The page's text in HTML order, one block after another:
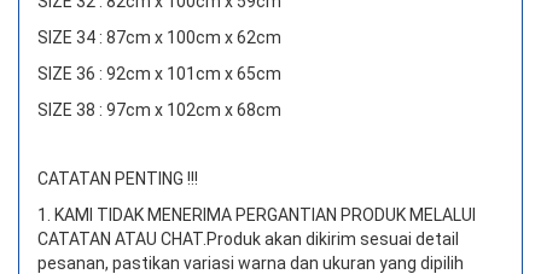
SIZE 34 : 87cm x 100cm x 62cm
SIZE 36 : 92cm x 101cm x 65cm
SIZE 38 : 97cm x 102cm x 68cm
CATATAN PENTING !!!
1. KAMI TIDAK MENERIMA PERGANTIAN PRODUK MELALUI
CATATAN ATAU CHAT. Produk akan dikirim sesuai detail
pesanan, pastikan variasi warna dan ukuran yang dipilih